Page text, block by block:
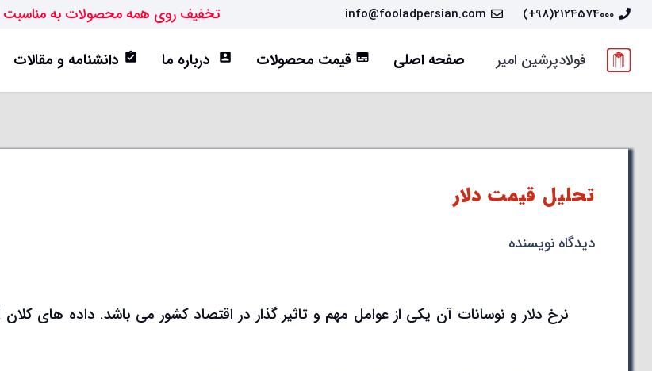
2124574000(98+)
info@fooladpersian.com تخفیف روی همه محصولات به
فولادپرشین امیر صفحه اصلی subtitles قیمت محصولات account_box درباره ما assignment_turned_in دانشنامه و مقالات
تحلیل قیمت دلار
دیدگاه نویسنده
نرخ دلار و نوسانات آن یکی از عوامل مهم و تاثیر گذار در اقتصاد کشور می باشد. داده های